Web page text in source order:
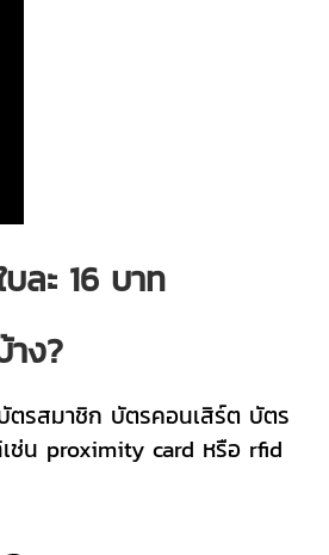
ละ 16 บาท
ง?
ตรสมาชิก บัตรคอนเสิร์ต บัตร
ช่น proximity card หรือ rfid